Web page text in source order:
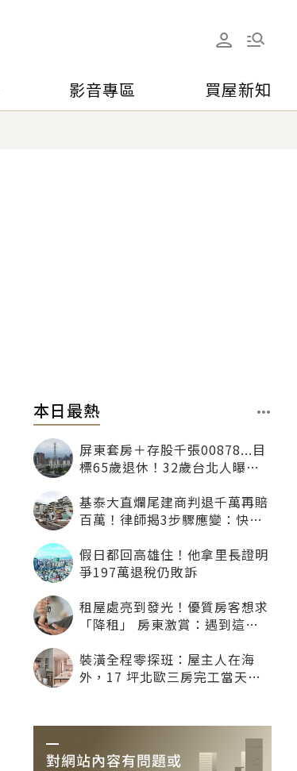
影音專區 買屋新知
本日最熱
屏東套房＋存股千張00878...目
標65歲退休！32歲台北人曝：
基泰大直爛尾建商判退千萬再賠
百萬！律師揭3步驟應變：快通
假日都回高雄住！他拿里長證明
爭197萬退稅仍敗訴
租屋處亮到發光！優質房客想求
「降租」 房東激賞：遇到這種
裝潢全程零探班：屋主人在海
外，17 坪北歐三房完工當天才